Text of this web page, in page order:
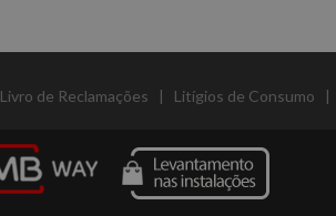
Livro de Reclamações | Litígios de Consumo |